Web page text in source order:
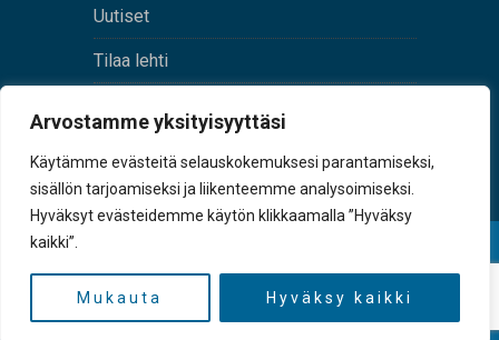
Arvostamme yksityisyyttäsi
Käytämme evästeitä selauskokemuksesi parantamiseksi,
sisällön tarjoamiseksi ja liikenteemme analysoimiseksi.
Hyväksyt evästeidemme käytön klikkaamalla ”Hyväksy
kaikki”.
Mukauta Hyväksy kaikki
Uutiset
Tilaa lehti
tunnus 0167229-8
TAKAISIN YLÖS